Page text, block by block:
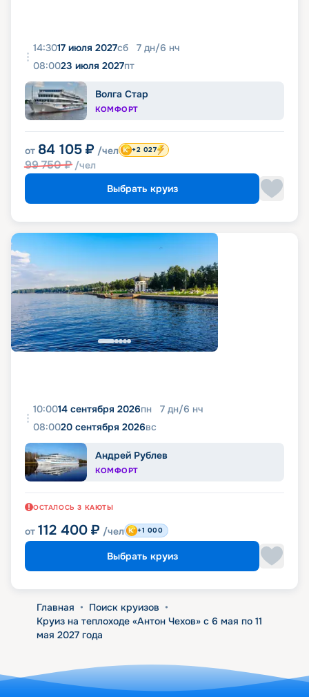
14:3017 июля 2027сб 7 дн/6 нч
08:0023 июля 2027пт
Волга Стар
КОМФОРТ
от 84 105 ₽ /чел
99 750₽ /чел
+2 027
Выбрать круиз
10:0014 сентября 2026пн 7 дн/6 нч
08:0020 сентября 2026вс
Андрей Рублев
КОМФОРТ
ОСТАЛОСЬ 3 КАЮТЫ
от 112 400 ₽ /чел +1 000
Выбрать круиз
Главная • Поиск круизов •
Круиз на теплоходе «Антон Чехов» с 6 мая по 11
мая 2027 года